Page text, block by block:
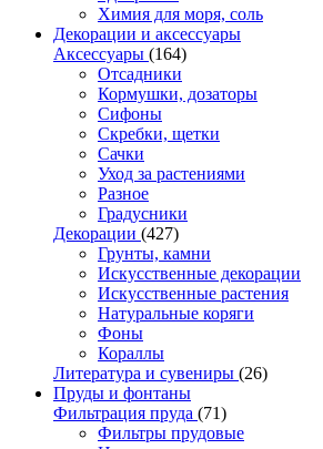
Химия для моря, соль
Декорации и аксессуары
Аксессуары (164)
Отсадники
Кормушки, дозаторы
Сифоны
Скребки, щетки
Сачки
Уход за растениями
Разное
Градусники
Декорации (427)
Грунты, камни
Искусственные декорации
Искусственные растения
Натуральные коряги
Фоны
Кораллы
Литература и сувениры (26)
Пруды и фонтаны
Фильтрация пруда (71)
Фильтры прудовые